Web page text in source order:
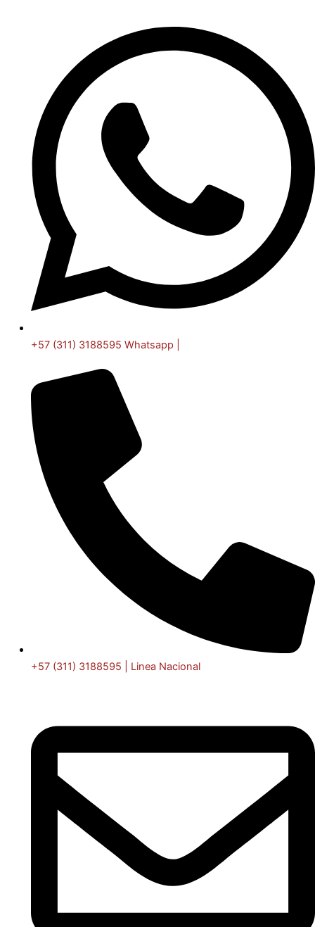
+57 (311) 3188595 Whatsapp |
+57 (311) 3188595 | Linea Nacional